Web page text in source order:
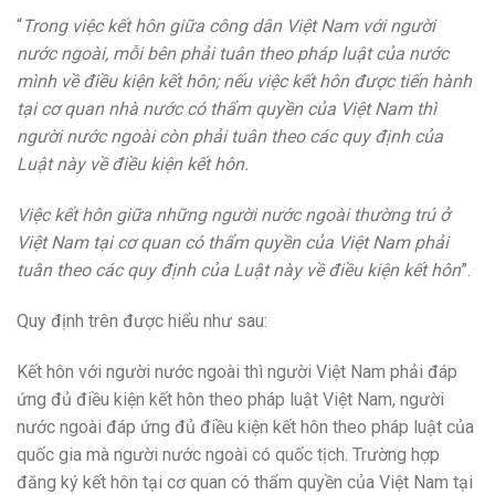
“Trong việc kết hôn giữa công dân Việt Nam với người
nước ngoài, mỗi bên phải tuân theo pháp luật của nước
mình về điều kiện kết hôn; nếu việc kết hôn được tiến hành
tại cơ quan nhà nước có thẩm quyền của Việt Nam thì
người nước ngoài còn phải tuân theo các quy định của
Luật này về điều kiện kết hôn.
Việc kết hôn giữa những người nước ngoài thường trú ở
Việt Nam tại cơ quan có thẩm quyền của Việt Nam phải
tuân theo các quy định của Luật này về điều kiện kết hôn”.
Quy định trên được hiểu như sau:
Kết hôn với người nước ngoài thì người Việt Nam phải đáp
ứng đủ điều kiện kết hôn theo pháp luật Việt Nam, người
nước ngoài đáp ứng đủ điều kiện kết hôn theo pháp luật của
quốc gia mà người nước ngoài có quốc tịch. Trường hợp
đăng ký kết hôn tại cơ quan có thẩm quyền của Việt Nam tại